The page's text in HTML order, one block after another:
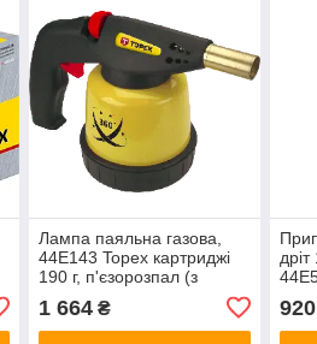
Лампа паяльна газова,
44E143 Topex картриджі
190 г, п'єзорозпал (з
будь-якому положенні)
1 664₴ 920